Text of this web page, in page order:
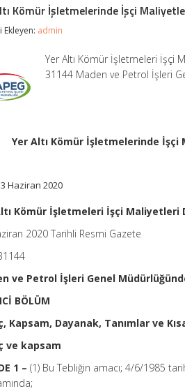
Kömür İşletmelerinde İşçi
Ekleyen: admin
Yer Altı Kömür İşletmeleri İşçi
31144 Maden ve Petrol İşleri
Yer Altı Kömür İşletmelerinde
Haziran 2020
Kömür İşletmeleri İşçi Maliyetleri
2020 Tarihli Resmi Gazete
ve Petrol İşleri Genel
BÖLÜM
Kapsam, Dayanak, Tanımlar ve
ve kapsam
1 – (1) Bu Tebliğin amacı; 4/6/1985